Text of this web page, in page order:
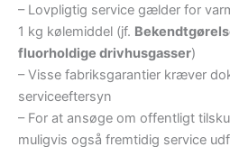
– Lovpligtig service gælder for
1 kg kølemiddel (jf.
fluorholdige drivhusgasser)
– Visse fabriksgarantier kræver
serviceeftersyn
– For at ansøge om offentligt
muligvis også fremtidig service